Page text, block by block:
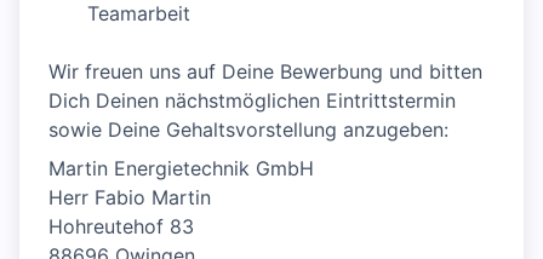
Teamarbeit
Wir freuen uns auf Deine Bewerbung und bitten
Dich Deinen nächstmöglichen Eintrittstermin
sowie Deine Gehaltsvorstellung anzugeben:
Martin Energietechnik GmbH
Herr Fabio Martin
Hohreutehof 83